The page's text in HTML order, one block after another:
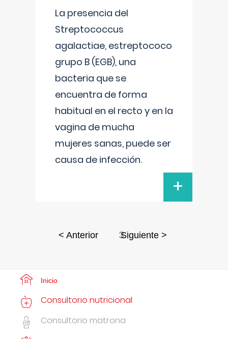
La presencia del
Streptococcus
agalactiae, estreptococo
grupo B (EGB), una
bacteria que se
encuentra de forma
habitual en el recto y en la
vagina de mucha
mujeres sanas, puede ser
causa de infección.
+
< Anterior 3Siguiente >
Inicio
Consultorio nutricional
Consultorio matrona